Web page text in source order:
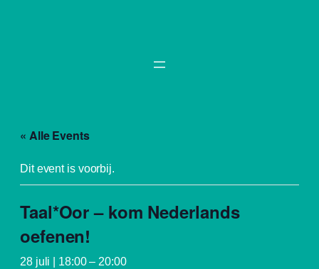
« Alle Events
Dit event is voorbij.
Taal*Oor – kom Nederlands
oefenen!
28 juli | 18:00– 20:00